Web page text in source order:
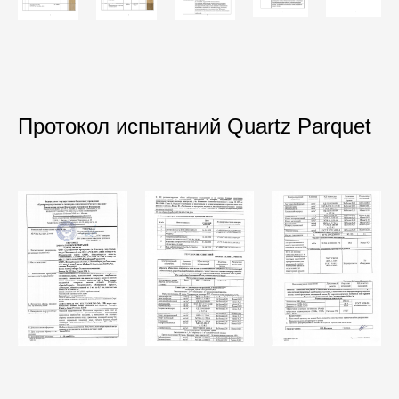
Протокол испытаний Quartz Parquet
Я даю своё согласие на обработку
персональных данных и подтверждаю, что
ознакомлен(а) с политикой
конфиденциальности
Заказать звонок
Шоурум1